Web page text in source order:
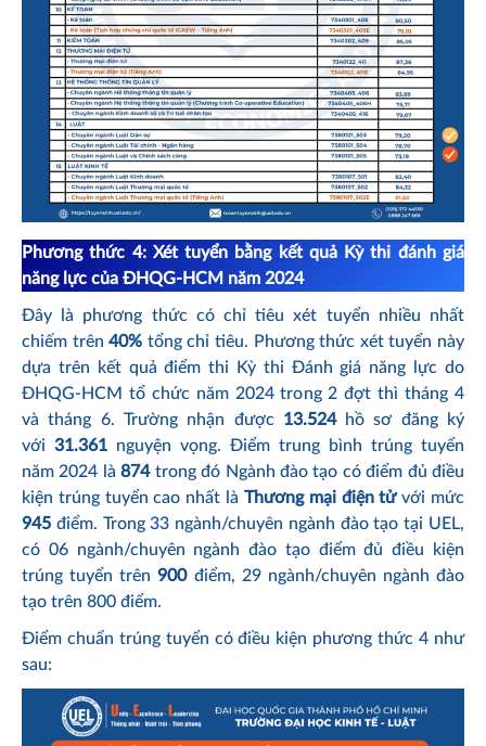
Phương thức 4: Xét tuyển bằng kết quả Kỳ thi đánh giá
năng lực của ĐHQG-HCM năm 2024
Đây là phương thức có chỉ tiêu xét tuyển nhiều nhất
chiếm trên40% tổng chỉ tiêu. Phương thức xét tuyển này
dựa trên kết quả điểm thi Kỳ thi Đánh giá năng lực do
ĐHQG-HCM tổ chức năm 2024 trong 2 đợt thì tháng 4
và tháng 6. Trường nhận được 13.524hồ sơ đăng ký
với 31.361 nguyện vọng. Điểm trung bình trúng tuyển
năm 2024 là874 trong đó Ngành đào tạo có điểm đủ điều
kiện trúng tuyển cao nhất là Thương mại điện tửvới mức
945 điểm. Trong 33 ngành/chuyên ngành đào tạo tại UEL,
có 06 ngành/chuyên ngành đào tạo điểm đủ điều kiện
trúng tuyển trên900 điểm, 29 ngành/chuyên ngành đào
tạo trên 800 điểm.
Điểm chuẩn trúng tuyển có điều kiện phương thức 4 như
sau: